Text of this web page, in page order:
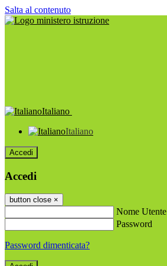
Salta al contenuto
Italiano
Italiano
Accedi
Accedi
button close ×
Nome Utente
Password
Password dimenticata?